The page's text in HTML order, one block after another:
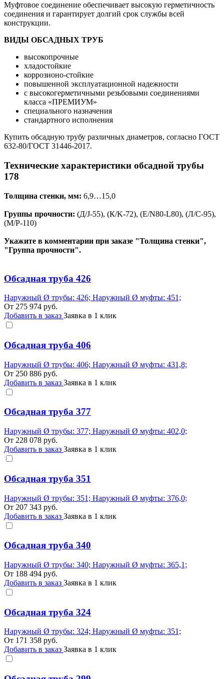
Муфтовое соединение обеспечивает высокую герметичность
соединения и гарантирует долгий срок службы всей
конструкции.
ВИДЫ ОБСАДНЫХ ТРУБ
высокопрочные
хладостойкие
коррозионо-стойкие
повышенной эксплуатационной надежности
с высокогерметичными резьбовыми соединениями
класса «ПРЕМИУМ»
специального назначения
стандартного исполнения
Купить обсадную трубу различных диаметров, согласно ГОСТ
632-80/ГОСТ 31446-2017.
Технические характеристики обсадной трубы
178
Толщина стенки, мм: 6,9…15,0
Группы прочности: (Д/J-55), (К/K-72), (Е/N80-L80), (Л/С-95),
(М/Р-110)
Укажите в комментарии при заказе "Толщина стенки",
"Группа прочности".
Обсадная труба 426
Наружный Ø трубы: 426; Наружный Ø муфты: 451;
От 275 974 руб.
Добавить в заказ Заявка в 1 клик
Обсадная труба 406
Наружный Ø трубы: 406; Наружный Ø муфты: 431,8;
От 250 886 руб.
Добавить в заказ Заявка в 1 клик
Обсадная труба 377
Наружный Ø трубы: 377; Наружный Ø муфты: 402,0;
От 228 078 руб.
Добавить в заказ Заявка в 1 клик
Обсадная труба 351
Наружный Ø трубы: 351; Наружный Ø муфты: 376,0;
От 207 343 руб.
Добавить в заказ Заявка в 1 клик
Обсадная труба 340
Наружный Ø трубы: 340; Наружный Ø муфты: 365,1;
От 188 494 руб.
Добавить в заказ Заявка в 1 клик
Обсадная труба 324
Наружный Ø трубы: 324; Наружный Ø муфты: 351;
От 171 358 руб.
Добавить в заказ Заявка в 1 клик